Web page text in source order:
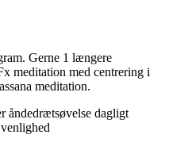
Gerne 1 længere
meditation med centrering i
meditation.
åndedrætsøvelse dagligt